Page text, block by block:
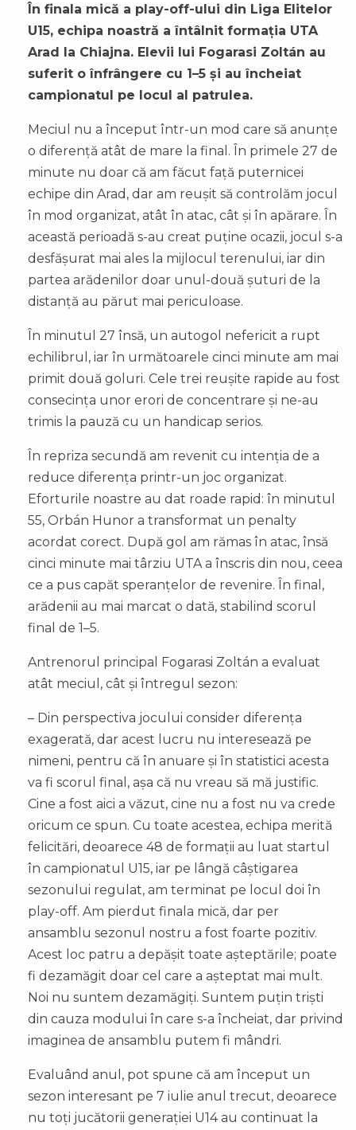
În finala mică a play-off-ului din Liga Elitelor
U15, echipa noastră a întâlnit formația UTA
Arad la Chiajna. Elevii lui Fogarasi Zoltán au
suferit o înfrângere cu 1–5 și au încheiat
campionatul pe locul al patrulea.
Meciul nu a început într-un mod care să anunțe
o diferență atât de mare la final. În primele 27 de
minute nu doar că am făcut față puternicei
echipe din Arad, dar am reușit să controlăm jocul
în mod organizat, atât în atac, cât și în apărare. În
această perioadă s-au creat puține ocazii, jocul s-a
desfășurat mai ales la mijlocul terenului, iar din
partea arădenilor doar unul-două șuturi de la
distanță au părut mai periculoase.
În minutul 27 însă, un autogol nefericit a rupt
echilibrul, iar în următoarele cinci minute am mai
primit două goluri. Cele trei reușite rapide au fost
consecința unor erori de concentrare și ne-au
trimis la pauză cu un handicap serios.
În repriza secundă am revenit cu intenția de a
reduce diferența printr-un joc organizat.
Eforturile noastre au dat roade rapid: în minutul
55, Orbán Hunor a transformat un penalty
acordat corect. După gol am rămas în atac, însă
cinci minute mai târziu UTA a înscris din nou, ceea
ce a pus capăt speranțelor de revenire. În final,
arădenii au mai marcat o dată, stabilind scorul
final de 1–5.
Antrenorul principal Fogarasi Zoltán a evaluat
atât meciul, cât și întregul sezon:
– Din perspectiva jocului consider diferența
exagerată, dar acest lucru nu interesează pe
nimeni, pentru că în anuare și în statistici acesta
va fi scorul final, așa că nu vreau să mă justific.
Cine a fost aici a văzut, cine nu a fost nu va crede
oricum ce spun. Cu toate acestea, echipa merită
felicitări, deoarece 48 de formații au luat startul
în campionatul U15, iar pe lângă câștigarea
sezonului regulat, am terminat pe locul doi în
play-off. Am pierdut finala mică, dar per
ansamblu sezonul nostru a fost foarte pozitiv.
Acest loc patru a depășit toate așteptările; poate
fi dezamăgit doar cel care a așteptat mai mult.
Noi nu suntem dezamăgiți. Suntem puțin triști
din cauza modului în care s-a încheiat, dar privind
imaginea de ansamblu putem fi mândri.
Evaluând anul, pot spune că am început un
sezon interesant pe 7 iulie anul trecut, deoarece
nu toți jucătorii generației U14 au continuat la